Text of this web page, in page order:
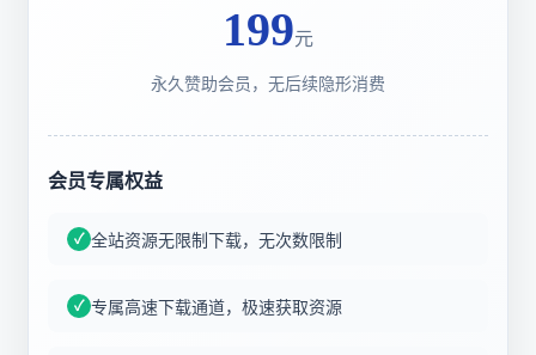
199元
永久赞助会员，无后续隐形消费
会员专属权益
全站资源无限制下载，无次数限制
专属高速下载通道，极速获取资源